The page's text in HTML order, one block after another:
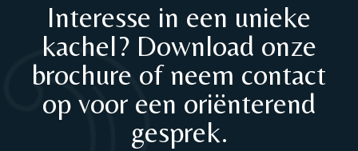
Interesse in een unieke
kachel? Download onze
brochure of neem contact
op voor een oriënterend
gesprek.